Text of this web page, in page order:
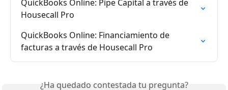
QuickBooks Online: Pipe Capital a través de
Housecall Pro
QuickBooks Online: Financiamiento de
facturas a través de Housecall Pro
¿Ha quedado contestada tu pregunta?